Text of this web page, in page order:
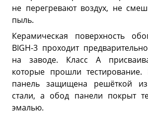
не перегревают воздух, не
пыль.
Керамическая поверхность
BIGH-3 проходит
на заводе. Класс А
которые прошли тестирование.
панель защищена решёткой
стали, а обод панели покрыт
эмалью.